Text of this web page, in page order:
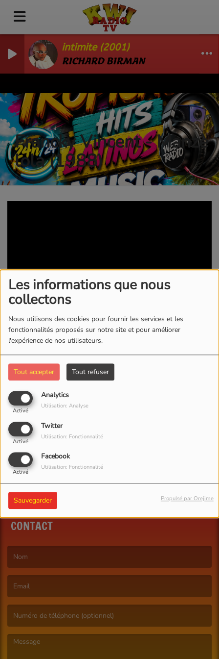
Les informations que nous
collectons
Nous utilisons des cookies pour fournir les services et les
fonctionnalités proposés sur notre site et pour améliorer
l'expérience de nos utilisateurs.
Tout accepter Tout refuser
Analytics
Activé
Utilisation: Analyse
Twitter
Activé
Utilisation: Fonctionnalité
Facebook
Activé
Utilisation: Fonctionnalité
Sauvegarder Propulsé par Orejime
intimite (2001)
RICHARD BIRMAN
Francky Vincent - Manzè
lola (1988)
02 FÉVRIER 2019 - 3688 VUES
KWI RADIO/TV
Commentaires(0)
SE CONNECTER
CONTACT